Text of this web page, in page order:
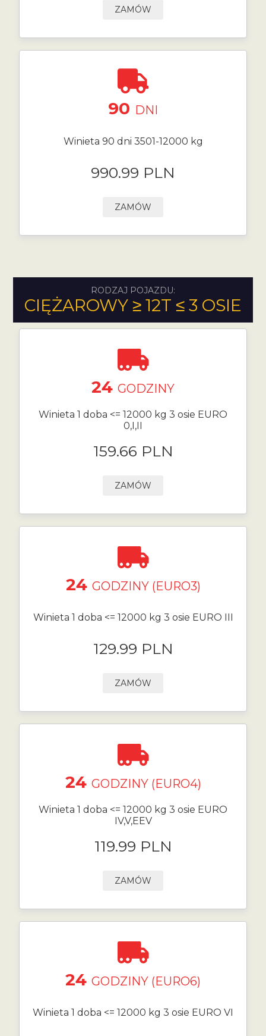
ZAMÓW
90 DNI
Winieta 90 dni 3501-12000 kg
990.99 PLN
ZAMÓW
RODZAJ POJAZDU:
CIĘŻAROWY ≥ 12T ≤ 3 OSIE
24 GODZINY
Winieta 1 doba <= 12000 kg 3 osie EURO
0,I,II
159.66 PLN
ZAMÓW
24 GODZINY (EURO3)
Winieta 1 doba <= 12000 kg 3 osie EURO III
129.99 PLN
ZAMÓW
24 GODZINY (EURO4)
Winieta 1 doba <= 12000 kg 3 osie EURO
IV,V,EEV
119.99 PLN
ZAMÓW
24 GODZINY (EURO6)
Winieta 1 doba <= 12000 kg 3 osie EURO VI